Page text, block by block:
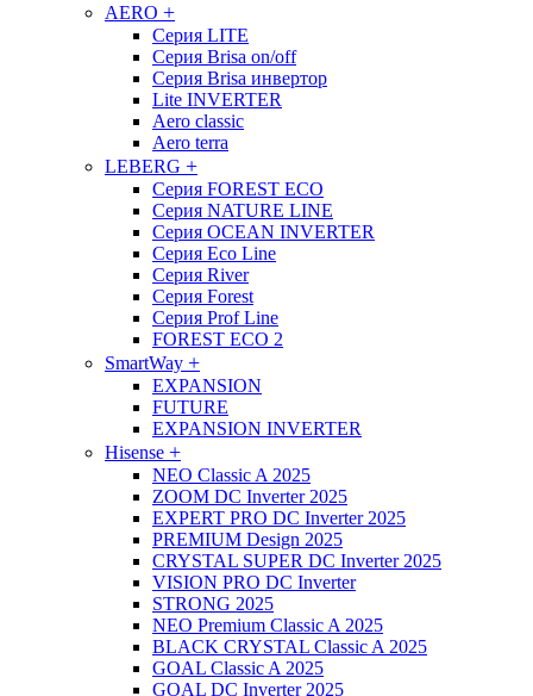
AERO +
Cерия LITE
Серия Brisa on/off
Серия Brisa инвертор
Lite INVERTER
Aero classic
Aero terra
LEBERG +
Серия FOREST ECO
Серия NATURE LINE
Серия OCEAN INVERTER
Серия Eco Line
Серия River
Серия Forest
Cерия Prof Line
FOREST ECO 2
SmartWay +
EXPANSION
FUTURE
EXPANSION INVERTER
Hisense +
NEO Classic A 2025
ZOOM DC Inverter 2025
EXPERT PRO DC Inverter 2025
PREMIUM Design 2025
CRYSTAL SUPER DC Inverter 2025
VISION PRO DC Inverter
STRONG 2025
NEO Premium Classic A 2025
BLACK CRYSTAL Classic A 2025
GOAL Classic A 2025
GOAL DC Inverter 2025